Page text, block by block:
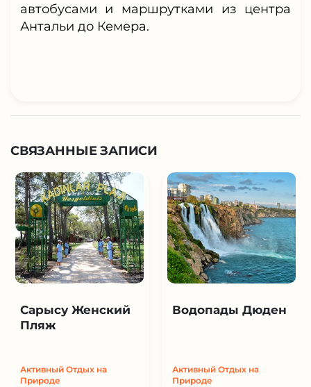
автобусами и маршрутками из центра
Антальи до Кемера.
СВЯЗАННЫЕ ЗАПИСИ
Сарысу Женский
Пляж
Активный Отдых на
Природе
Водопады Дюден
Активный Отдых на
Природе